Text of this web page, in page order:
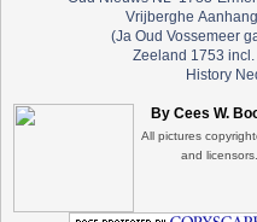
Vrijberghe
(Ja Oud Vossemeer
Zeeland 1753
History
By Cees W.
All pictures
and